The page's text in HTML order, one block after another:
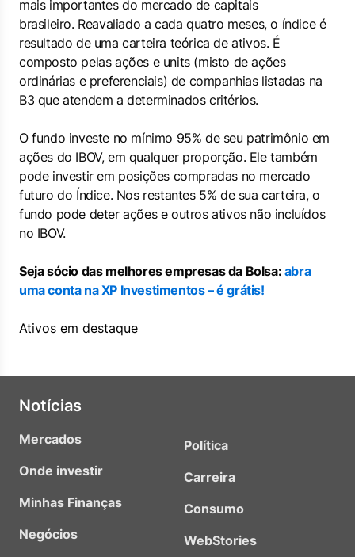
mais importantes do mercado de capitais
brasileiro. Reavaliado a cada quatro meses, o índice é
resultado de uma carteira teórica de ativos. É
composto pelas ações e units (misto de ações
ordinárias e preferenciais) de companhias listadas na
B3 que atendem a determinados critérios.
O fundo investe no mínimo 95% de seu patrimônio em
ações do IBOV, em qualquer proporção. Ele também
pode investir em posições compradas no mercado
futuro do Índice. Nos restantes 5% de sua carteira, o
fundo pode deter ações e outros ativos não incluídos
no IBOV.
Seja sócio das melhores empresas da Bolsa: abra
uma conta na XP Investimentos – é grátis!
Ativos em destaque
Notícias
Mercados
Onde investir
Minhas Finanças
Negócios
Política
Carreira
Consumo
WebStories